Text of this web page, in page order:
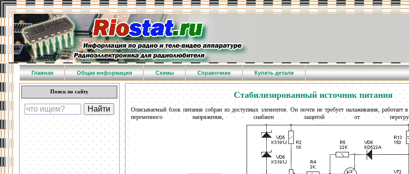
Главная Общая информация Схемы Справочник Купить детали
Поиск по сайту Стабилизированный источник питания
Описываемый блок питания собран из доступных элементов. Он почти не требует налаживания, работает
переменного напряжения, снабжен защитой от